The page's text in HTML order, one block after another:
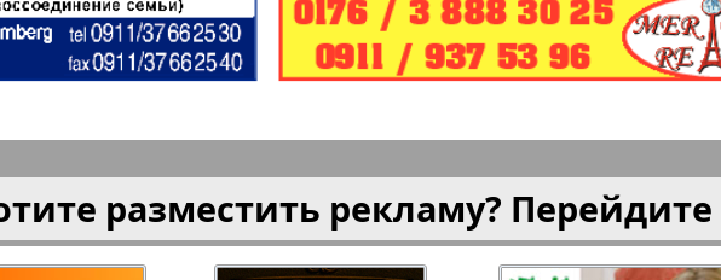
Переселенец Подруга
PRO
Europe
Рейнская газета Рецепты здоровья
разместить рекламу? Перейдите